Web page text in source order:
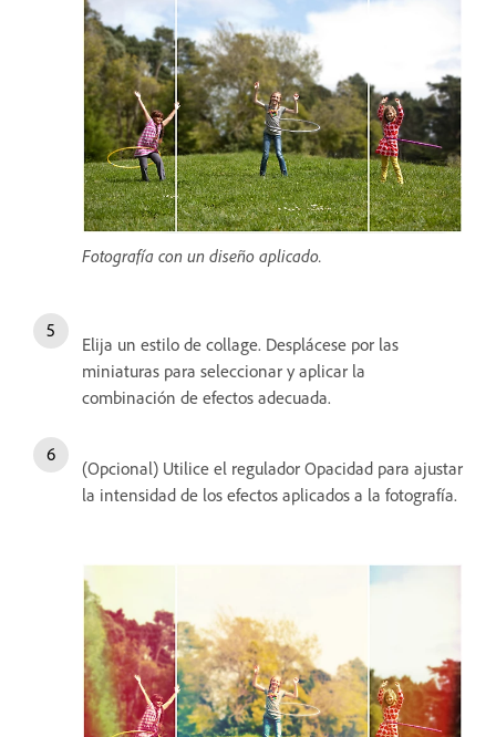
Fotografía con un diseño aplicado.
Elija un estilo de collage. Desplácese por las
miniaturas para seleccionar y aplicar la
combinación de efectos adecuada.
(Opcional) Utilice el regulador Opacidad para ajustar
la intensidad de los efectos aplicados a la fotografía.